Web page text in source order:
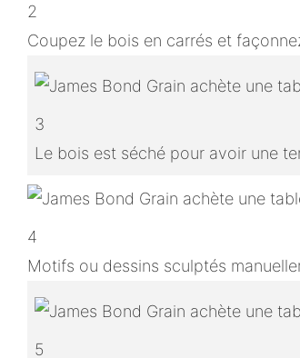
2
Coupez le bois en carrés et
3
Le bois est séché pour avoir une
4
Motifs ou dessins sculptés
5